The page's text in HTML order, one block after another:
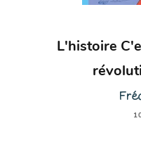
L'histoire